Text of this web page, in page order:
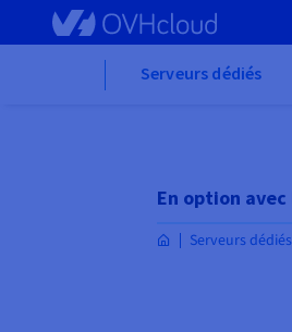
Skip to main content
Serveurs dédiés
En option
Serveurs dédiés